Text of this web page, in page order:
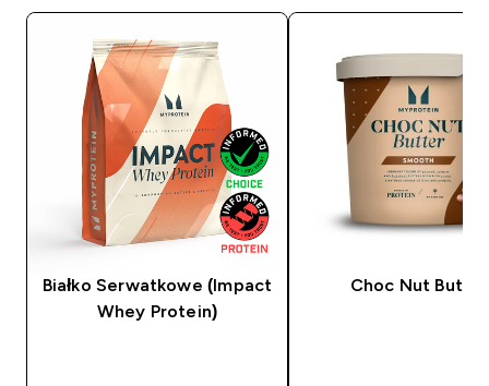
Białko Serwatkowe (Impact
Whey Protein)
Choc Nut Butter